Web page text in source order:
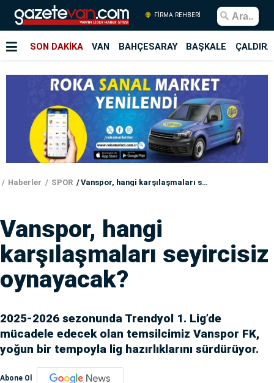
FİRMA REHBERİ
SON DAKİKA VAN BAHÇESARAY BAŞKALE
Haberler SPOR Vanspor, hangi karşılaşmaları seyircisiz oynayacak?
Vanspor, hangi
karşılaşmaları seyircisiz
oynayacak?
2025-2026 sezonunda Trendyol 1. Lig’de
mücadele edecek olan temsilcimiz Vanspor FK,
yoğun bir tempoyla lig hazırlıklarını sürdürüyor.
Abone Ol